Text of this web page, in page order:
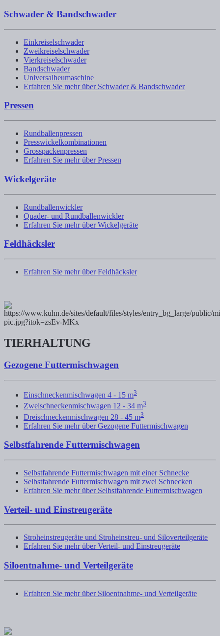
Schwader & Bandschwader
Einkreiselschwader
Zweikreiselschwader
Vierkreiselschwader
Bandschwader
Universalheumaschine
Erfahren Sie mehr über Schwader & Bandschwader
Pressen
Rundballenpressen
Presswickelkombinationen
Grosspackenpressen
Erfahren Sie mehr über Pressen
Wickelgeräte
Rundballenwickler
Quader- und Rundballenwickler
Erfahren Sie mehr über Wickelgeräte
Feldhäcksler
Erfahren Sie mehr über Feldhäcksler
TIERHALTUNG
Gezogene Futtermischwagen
Einschneckenmischwagen 4 - 15 m3
Zweischneckenmischwagen 12 - 34 m3
Dreischneckenmischwagen 28 - 45 m3
Erfahren Sie mehr über Gezogene Futtermischwagen
Selbstfahrende Futtermischwagen
Selbstfahrende Futtermischwagen mit einer Schnecke
Selbstfahrende Futtermischwagen mit zwei Schnecken
Erfahren Sie mehr über Selbstfahrende Futtermischwagen
Verteil- und Einstreugeräte
Stroheinstreugeräte und Stroheinstreu- und Siloverteilgeräte
Erfahren Sie mehr über Verteil- und Einstreugeräte
Siloentnahme- und Verteilgeräte
Erfahren Sie mehr über Siloentnahme- und Verteilgeräte